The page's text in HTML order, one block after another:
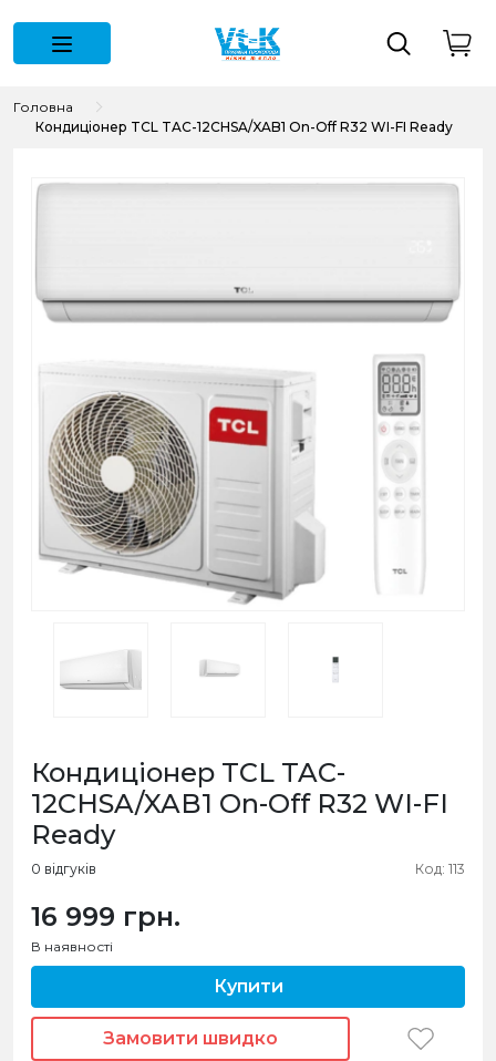
Головна
Кондиціонер TCL TAC-12CHSA/XAB1 On-Off R32 WI-FI Ready
Кондиціонер TCL TAC-
12CHSA/XAB1 On-Off R32 WI-FI
Ready
0 відгуків Код: 113
16 999 грн.
В наявності
Купити
Замовити швидко